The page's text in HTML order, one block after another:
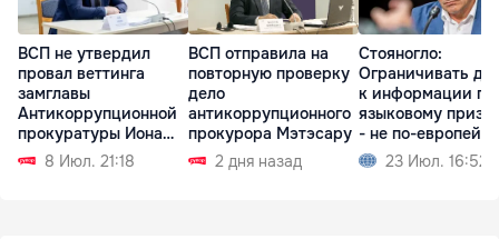
ВСП не утвердил
провал веттинга
замглавы
Антикоррупционной
прокуратуры Иона
Припы8 Июл. 21:18
ВСП отправила на
повторную проверку
дело
антикоррупционного
прокурора Мэтэсару
2 дня назад
Стояногло:
Ограничивать
к информации по
языковому
- не по-
23 Июл. 16:52